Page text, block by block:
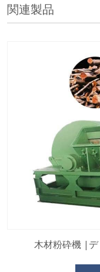
関連製品
木材粉砕機 |デ